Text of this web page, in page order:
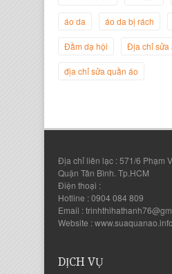
Giám Đốc Công ty
Nguyễn
Giám Đốc Công ty
áo da áo da bị rách
Đầm dạ hội Địa chỉ sửa
địa chỉ sửa quần áo
Địa chỉ liên lạc : 571/6 Phạm
Quận Tân Bình. Tp.HCM
Điện thoại :
Hotline : 0904 084 809
Email :
Website : www.suaquanao.info
DỊCH VỤ